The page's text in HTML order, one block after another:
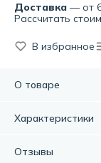
Доставка — от
Рассчитать
В избранное
О товаре
строительный
самых
Характеристики
Бренд:
Отзывы